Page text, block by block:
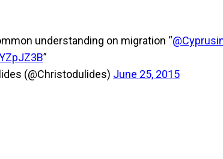
understanding on migration “
”
(@Christodulides) June 25, 2015